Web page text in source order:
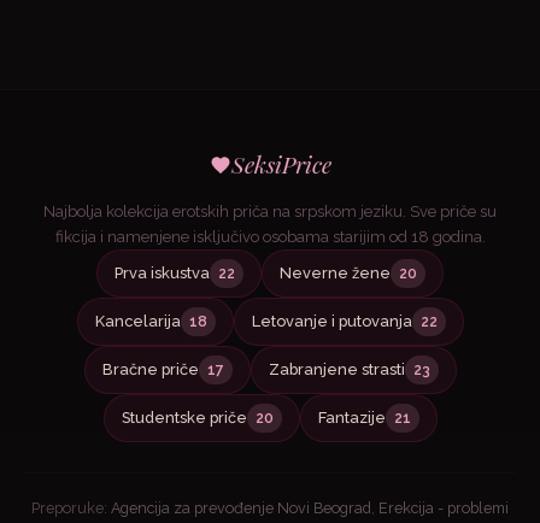
SeksiPrice
Najbolja kolekcija erotskih priča na srpskom jeziku. Sve priče su
fikcija i namenjene isključivo osobama starijim od 18 godina.
Prva iskustva 22 Neverne žene 20
Kancelarija 18 Letovanje i putovanja 22
Bračne priče 17 Zabranjene strasti 23
Studentske priče 20 Fantazije 21
Preporuke: Agencija za prevođenje Novi Beograd , Erekcija - problemi